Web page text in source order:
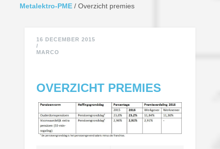
Metalektro-PME / Overzicht premies
16 DECEMBER 2015
/
MARCO
OVERZICHT PREMIES